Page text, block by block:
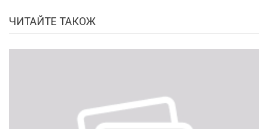
ЧИТАЙТЕ ТАКОЖ